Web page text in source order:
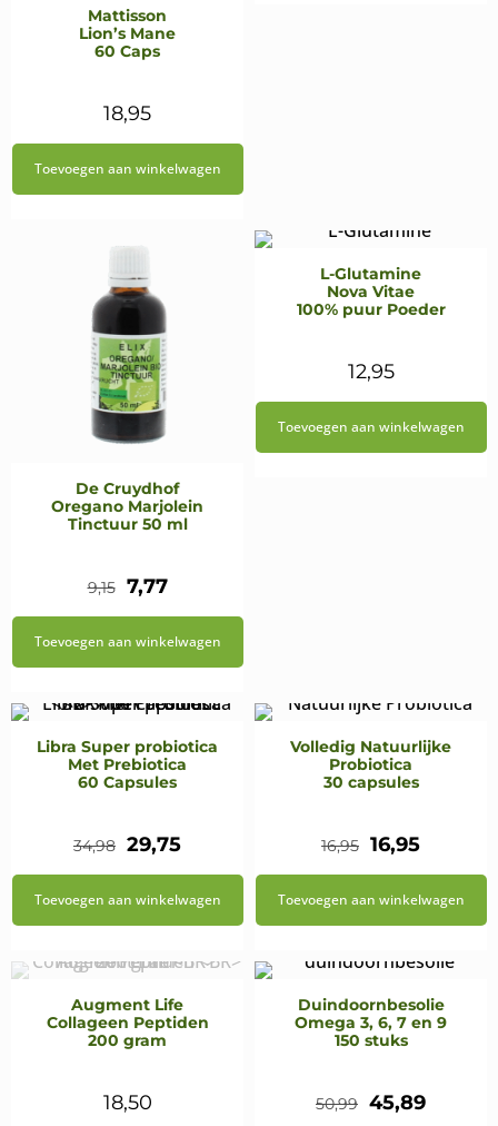
Mattisson
Lion’s Mane
60 Caps
18,95
Toevoegen aan winkelwagen
De Cruydhof
Oregano Marjolein
Tinctuur 50 ml
9,15 Oorspronkelijke
prijs
7,77Huidige
prijs
Toevoegen aan winkelwagen
L-Glutamine
Nova Vitae
100% puur Poeder
12,95
Toevoegen aan winkelwagen
Libra Super probiotica
Met Prebiotica
60 Capsules
34,98 Oorspronkelijke
prijs
29,75Huidige
prijs
is:
Toevoegen aan winkelwagen
Volledig Natuurlijke
Probiotica
30 capsules
16,95
prijs
16,95Huidige
prijs
Toevoegen aan winkelwagen
Augment Life
Collageen Peptiden
200 gram
18,50
Duindoornbesolie
Omega 3, 6, 7 en 9
150 stuks
50,99 45,89